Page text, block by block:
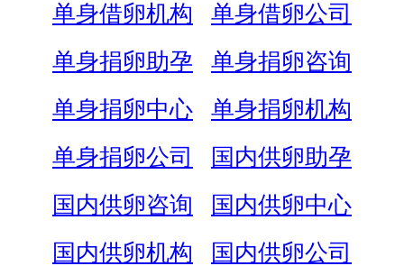
单身借卵机构
单身借卵公司
单身捐卵助孕
单身捐卵咨询
单身捐卵中心
单身捐卵机构
单身捐卵公司
国内供卵助孕
国内供卵咨询
国内供卵中心
国内供卵机构
国内供卵公司